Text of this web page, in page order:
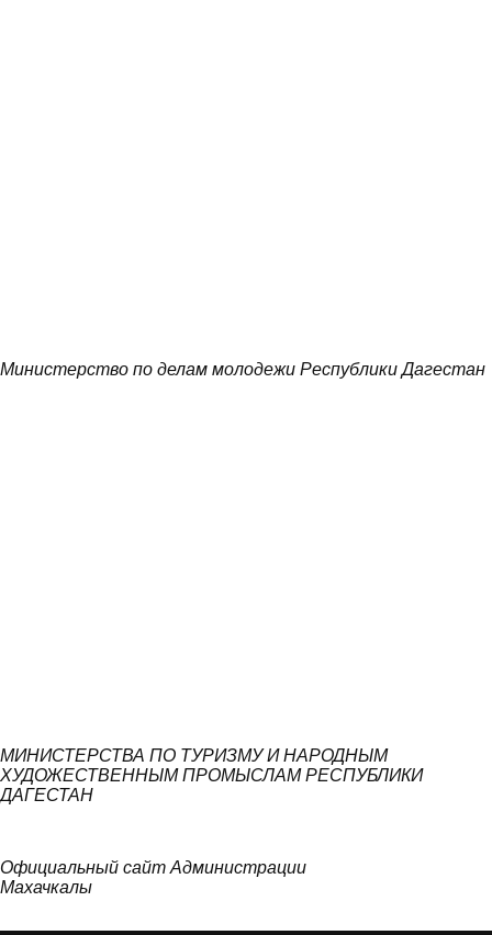
Министерство по делам молодежи Республики Дагестан
МИНИСТЕРСТВА ПО ТУРИЗМУ И НАРОДНЫМ
ХУДОЖЕСТВЕННЫМ ПРОМЫСЛАМ РЕСПУБЛИКИ
ДАГЕСТАН
Официальный сайт Администрации
Махачкалы